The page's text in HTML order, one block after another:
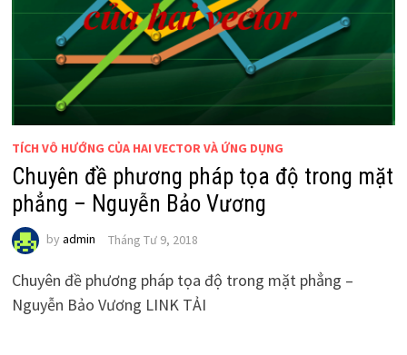
TÍCH VÔ HƯỚNG CỦA HAI VECTOR VÀ ỨNG DỤNG
Chuyên đề phương pháp tọa độ trong mặt
phẳng – Nguyễn Bảo Vương
by admin Tháng Tư 9, 2018
Chuyên đề phương pháp tọa độ trong mặt phẳng –
Nguyễn Bảo Vương LINK TẢI